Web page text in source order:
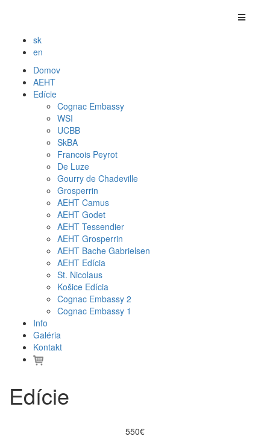
sk
en
Domov
AEHT
Edície
Cognac Embassy
WSI
UCBB
SkBA
Francois Peyrot
De Luze
Gourry de Chadeville
Grosperrin
AEHT Camus
AEHT Godet
AEHT Tessendier
AEHT Grosperrin
AEHT Bache Gabrielsen
AEHT Edícia
St. Nicolaus
Košice Edícia
Cognac Embassy 2
Cognac Embassy 1
Info
Galéria
Kontakt
Edície
550€